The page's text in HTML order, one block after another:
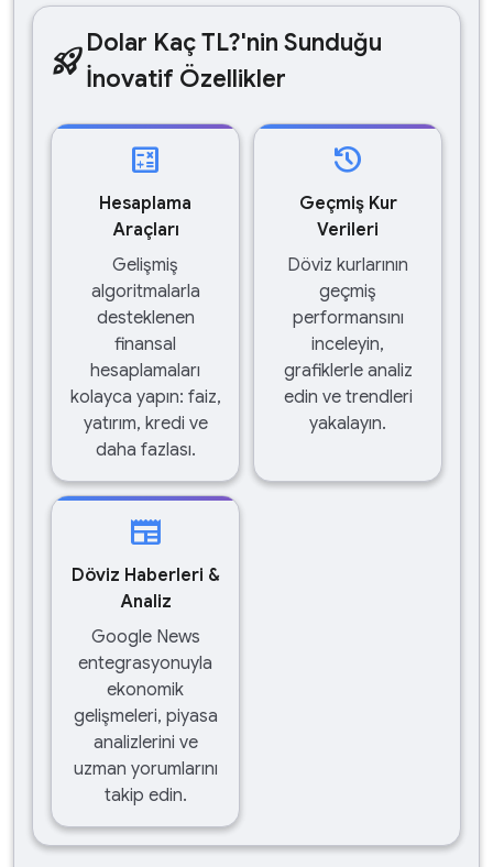
rocket_launchDolar Kaç TL?'nin Sunduğu
İnovatif Özellikler
calculate
Hesaplama
Araçları
Gelişmiş
algoritmalarla
desteklenen
finansal
hesaplamaları
kolayca yapın: faiz,
yatırım, kredi ve
daha fazlası.
history
Geçmiş Kur
Verileri
Döviz kurlarının
geçmiş
performansını
inceleyin,
grafiklerle analiz
edin ve trendleri
yakalayın.
newspaper
Döviz Haberleri &
Analiz
Google News
entegrasyonuyla
ekonomik
gelişmeleri, piyasa
analizlerini ve
uzman yorumlarını
takip edin.